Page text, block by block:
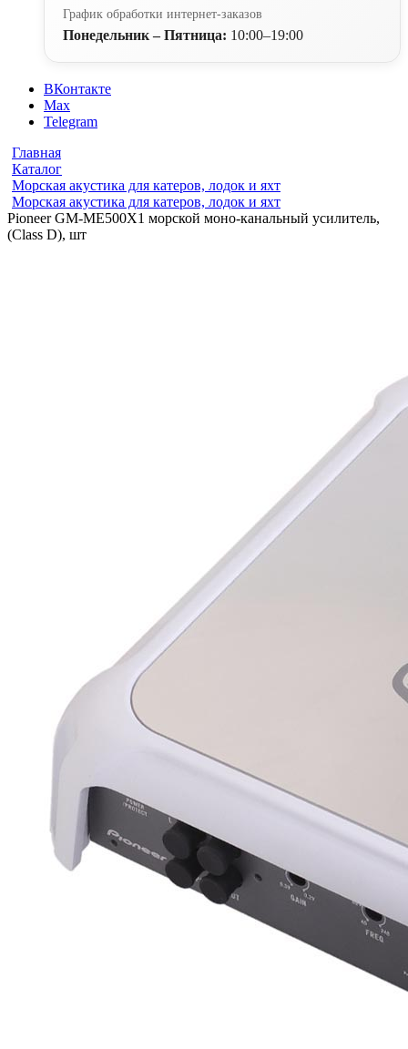
График обработки интернет-заказов
Понедельник – Пятница: 10:00–19:00
ВКонтакте
Max
Telegram
Главная
Каталог
Морская акустика для катеров, лодок и яхт
Морская акустика для катеров, лодок и яхт
Pioneer GM-ME500X1 морской моно-канальный усилитель,
(Class D), шт